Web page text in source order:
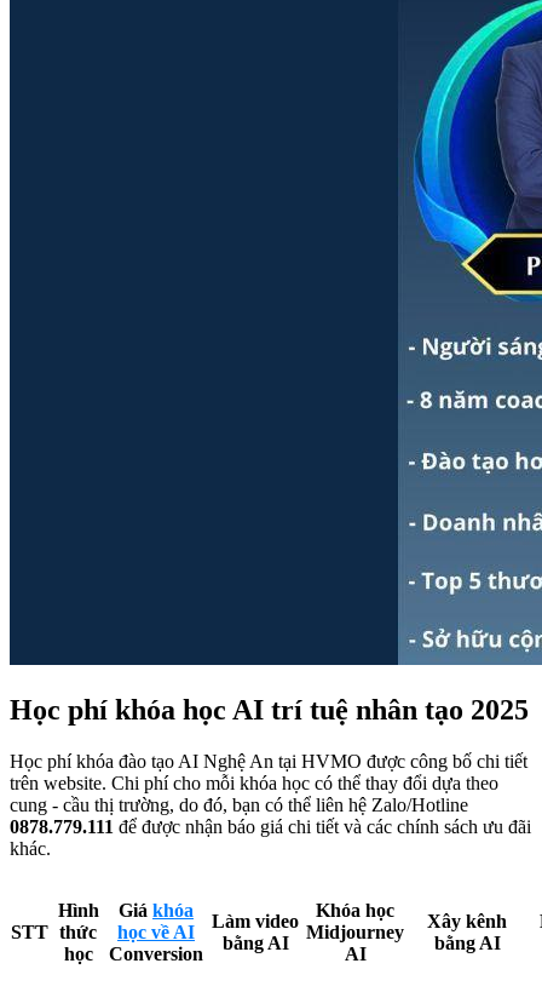
Học phí khóa học AI trí tuệ nhân tạo 2025
Học phí khóa đào tạo AI Nghệ An tại HVMO được công bố chi tiết
trên website. Chi phí cho mỗi khóa học có thể thay đổi dựa theo
cung - cầu thị trường, do đó, bạn có thể liên hệ Zalo/Hotline
0878.779.111 để được nhận báo giá chi tiết và các chính sách ưu đãi
khác.
STT
Hình
thức
học
Giá khóa
học về AI
Conversion
Làm video
bằng AI
Khóa học
Midjourney
AI
Xây kênh
bằng AI